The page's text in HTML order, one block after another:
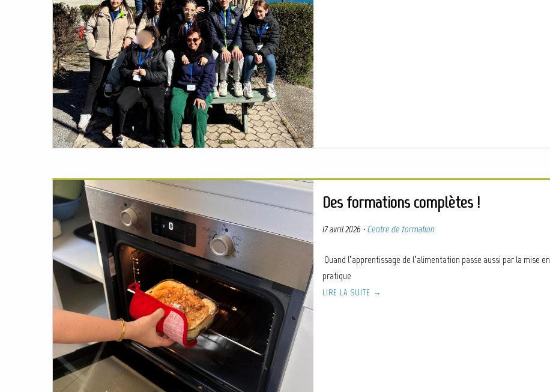
Des formations complètes !
17 avril 2026 · Centre de formation
Quand l’apprentissage de l’alimentation passe aussi par la mise en
pratique
LIRE LA SUITE →